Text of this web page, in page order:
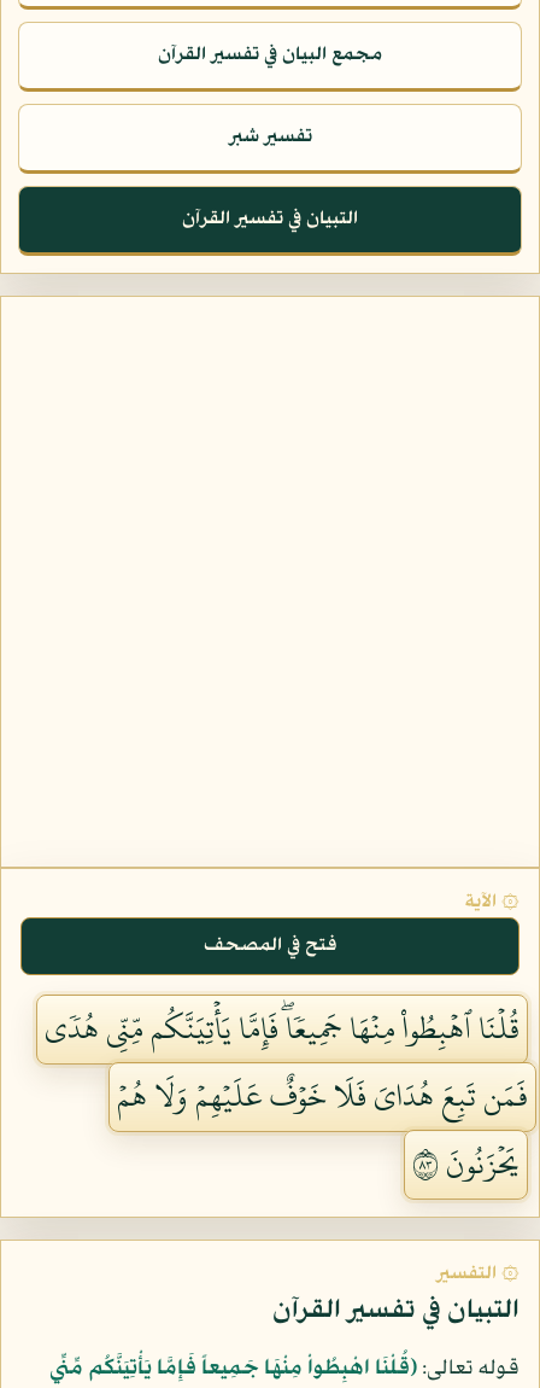
مجمع البيان في تفسير القرآن
تفسير شبر
التبيان في تفسير القرآن
۞ الآية
فتح في المصحف
قُلۡنَا ٱهۡبِطُواْ مِنۡهَا جَمِيعٗاۖ فَإِمَّا يَأۡتِيَنَّكُم مِّنِّي هُدٗى
فَمَن تَبِعَ هُدَايَ فَلَا خَوۡفٌ عَلَيۡهِمۡ وَلَا هُمۡ
يَحۡزَنُونَ ٣٨
۞ التفسير
التبيان في تفسير القرآن
قوله تعالى:﴿قُلْنَا اهْبِطُواْ مِنْهَا جَمِيعاً فَإِمَّا يَأْتِيَنَّكُم مِّنِّي